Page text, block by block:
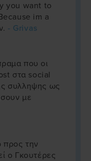
you want to
im a
- Grivas
που οι
στα social
συλληψης ως
με
προς την
ο Γκουτέρες